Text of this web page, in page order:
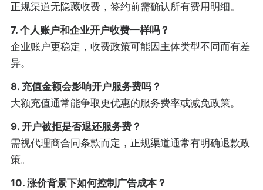
正规渠道无隐藏收费，签约前需确认所有费用明细。
7. 个人账户和企业开户收费一样吗？
企业账户更稳定，收费政策可能因主体类型不同而有差
异。
8. 充值金额会影响开户服务费吗？
大额充值通常能争取更优惠的服务费率或减免政策。
9. 开户被拒是否退还服务费？
需视代理商合同条款而定，正规渠道通常有明确退款政
策。
10. 涨价背景下如何控制广告成本？